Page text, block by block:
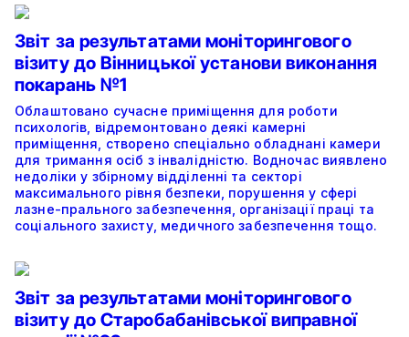
Звіт за результатами моніторингового
візиту до Вінницької установи виконання
покарань №1
Облаштовано сучасне приміщення для роботи
психологів, відремонтовано деякі камерні
приміщення, створено спеціально обладнані камери
для тримання осіб з інвалідністю. Водночас виявлено
недоліки у збірному відділенні та секторі
максимального рівня безпеки, порушення у сфері
лазне-прального забезпечення, організації праці та
соціального захисту, медичного забезпечення тощо.
Звіт за результатами моніторингового
візиту до Старобабанівської виправної